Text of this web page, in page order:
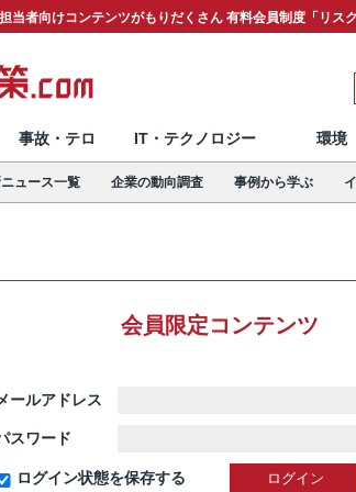
当者向けコンテンツがもりだくさん 有料会員制度「リス
事故・テロ IT・テクノロジー 環境
ュース一覧 企業の動向調査 事例から学ぶ
会員限定コンテンツ
ールアドレス
スワード
ログイン状態を保存する